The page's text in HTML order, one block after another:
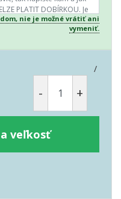
nie je možné vrátiť ani
vymeniť.
/
- +
veľkosť